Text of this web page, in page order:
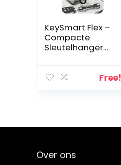
KeySmart Flex –
Compacte
Sleutelhanger
Sleutels, Zwart)Free!
Over ons